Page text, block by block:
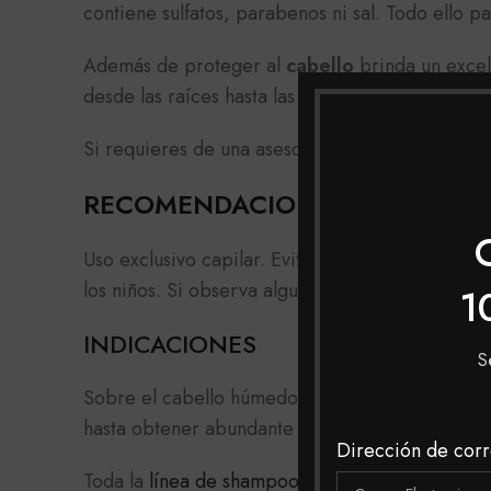
Dirección de
contiene sulfatos, parabenos ni sal. Todo ello
Además de proteger al cabellobrinda un
desde las raíces hasta las puntas. Es ideal
Si requieres de una asesoría o consulta sobre el
RECOMENDACIONES
Uso exclusivo capilar. Evitar el contacto con
los niños. Si observa alguna reacción
INDICACIONES
Sobre el cabello húmedo aplica uniformemente
hasta obtener abundante espuma, deja actuar
Toda la línea de shampoo la podrás encontrar